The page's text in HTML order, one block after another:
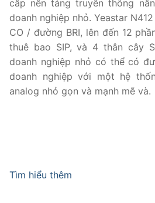
IPPBX FOR LARGE
Tổng đài Yeastar K2
VOIP GATEWAY
FXS VoIP Gateway
E1 / T1 / PRI VoIP Gateway
cấp nền tảng truyền thông
doanh nghiệp nhỏ. Yeastar
CO / đường BRI, lên đến 12
thuê bao SIP, và 4 thân cây
doanh nghiệp nhỏ có thể có
doanh nghiệp với một hệ
analog nhỏ gọn và mạnh mẽ và.
Tìm hiểu thêm